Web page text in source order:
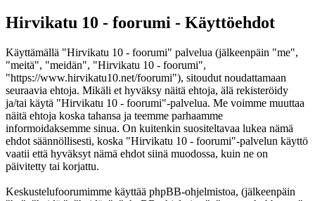
Hirvikatu 10 - foorumi - Käyttöehdot
Käyttämällä "Hirvikatu 10 - foorumi" palvelua (jälkeenpäin "me",
"meitä", "meidän", "Hirvikatu 10 - foorumi",
"https://www.hirvikatu10.net/foorumi"), sitoudut noudattamaan
seuraavia ehtoja. Mikäli et hyväksy näitä ehtoja, älä rekisteröidy
ja/tai käytä "Hirvikatu 10 - foorumi"-palvelua. Me voimme muuttaa
näitä ehtoja koska tahansa ja teemme parhaamme
informoidaksemme sinua. On kuitenkin suositeltavaa lukea nämä
ehdot säännöllisesti, koska "Hirvikatu 10 - foorumi"-palvelun käyttö
vaatii että hyväksyt nämä ehdot siinä muodossa, kuin ne on
päivitetty tai korjattu.
Keskustelufoorumimme käyttää phpBB-ohjelmistoa, (jälkeenpäin